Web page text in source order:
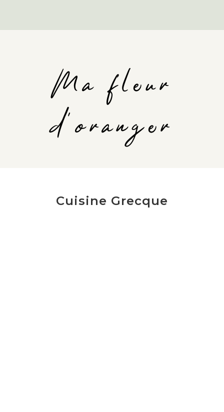
Ma fleur
d'oranger
Cuisine Grecque